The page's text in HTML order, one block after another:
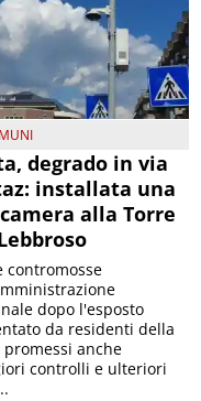
degrado in via
installata una
alla Torre
contromosse
dopo l'esposto
da residenti della
promessi anche
controlli e ulteriori